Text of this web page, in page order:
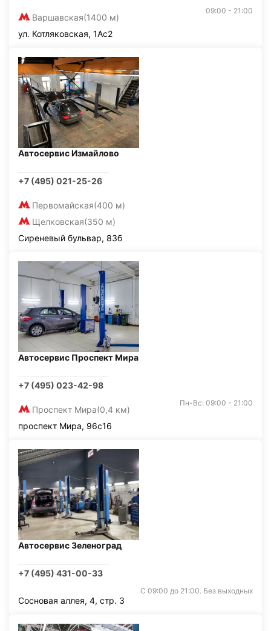
Варшавская(1400 м)
09:00 - 21:00
ул. Котляковская, 1Ас2
Автосервис Измайлово
+7 (495) 021-25-26
Первомайская(400 м)
Щелковская(350 м)
Сиреневый бульвар, 83б
Автосервис Проспект Мира
+7 (495) 023-42-98
Проспект Мира(0,4 км)
Пн-Вс: 09:00 - 21:00
проспект Мира, 96с16
Автосервис Зеленоград
+7 (495) 431-00-33
С 09:00 до 21:00. Без выходных
Сосновая аллея, 4, стр. 3